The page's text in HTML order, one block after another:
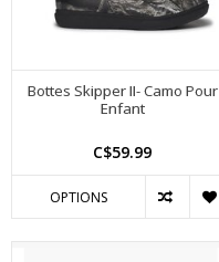
Bottes Skipper II- Camo Pour
Enfant
C$59.99
OPTIONS